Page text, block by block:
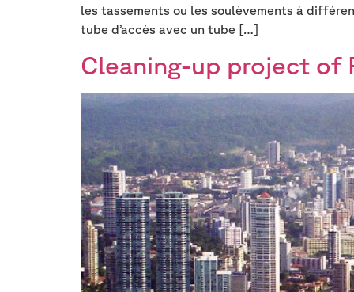
les tassements ou les soulèvements à
tube d’accès avec un tube […]
Cleaning-up project of